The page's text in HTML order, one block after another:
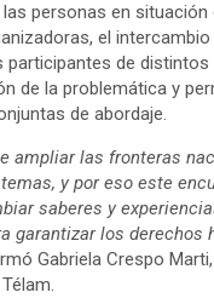
las personas en situación
el
participantes de distintos
de la problemática y
de abordaje.
ampliar las fronteras
y por eso este
saberes y
garantizar los derechos
Gabriela Crespo